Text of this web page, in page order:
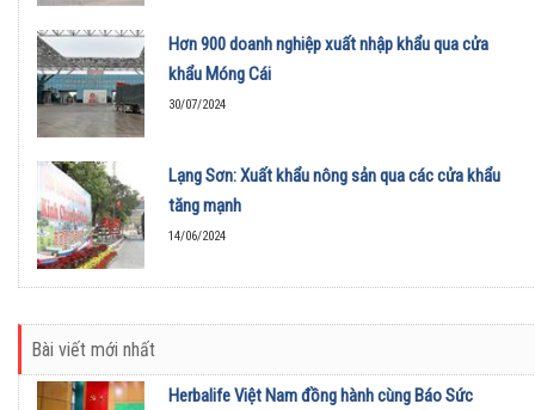
Hơn 900 doanh nghiệp xuất nhập khẩu qua cửa
khẩu Móng Cái
30/07/2024
Lạng Sơn: Xuất khẩu nông sản qua các cửa khẩu
tăng mạnh
14/06/2024
Bài viết mới nhất
Herbalife Việt Nam đồng hành cùng Báo Sức